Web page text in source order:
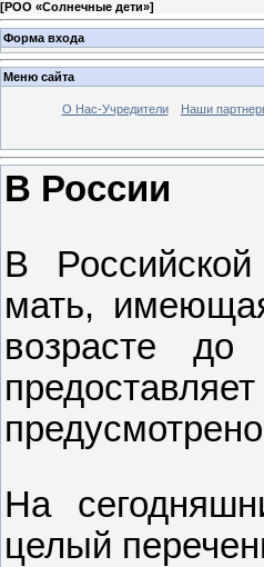
[РОО «Солнечные дети»]
Форма входа
Меню сайта
О Нас-Учредители Наши
В России
В
мать,
возрасте до
На
целый